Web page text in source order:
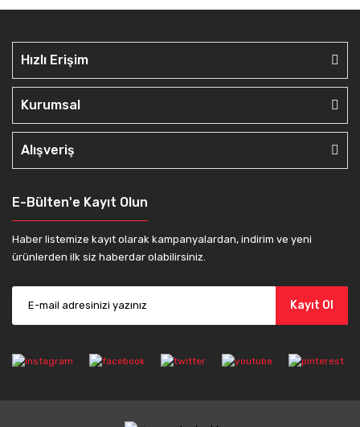
Hızlı Erişim
Kurumsal
Alışveriş
E-Bülten'e Kayıt Olun
Haber listemize kayıt olarak kampanyalardan, indirim ve yeni
ürünlerden ilk siz haberdar olabilirsiniz.
Kayıt Ol